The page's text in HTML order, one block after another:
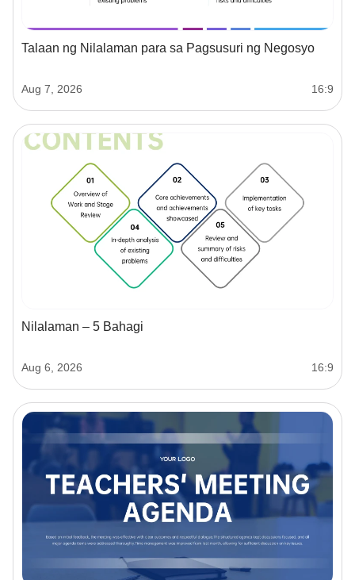
Talaan ng Nilalaman para sa Pagsusuri ng Negosyo
Aug 7, 2026 16:9
Nilalaman – 5 Bahagi
Aug 6, 2026 16:9